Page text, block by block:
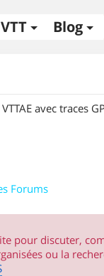
Blog
avec traces
Forums
pour discuter,
ou la